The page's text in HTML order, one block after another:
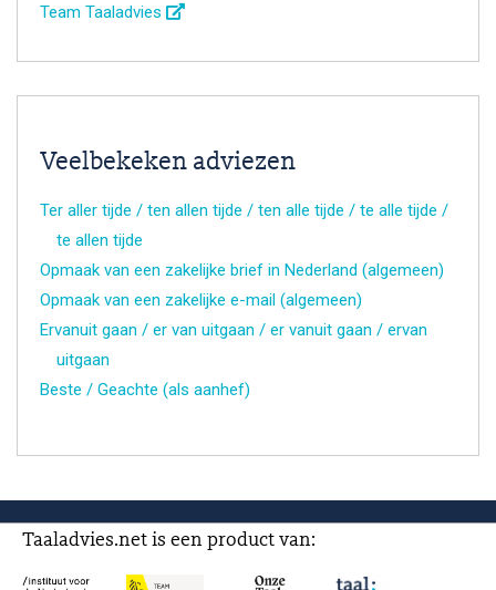
Team Taaladvies
Veelbekeken adviezen
Ter aller tijde / ten allen tijde / ten alle tijde / te alle tijde /
te allen tijde
Opmaak van een zakelijke brief in Nederland (algemeen)
Opmaak van een zakelijke e-mail (algemeen)
Ervanuit gaan / er van uitgaan / er vanuit gaan / ervan
uitgaan
Beste / Geachte (als aanhef)
Taaladvies.net is een product van: